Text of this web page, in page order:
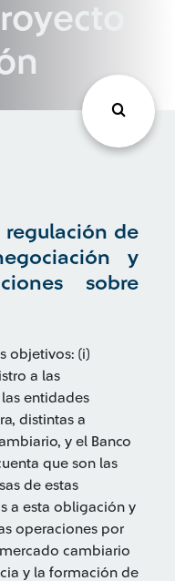
regulación de
y
sobre
objetivos: (i)
a las
entidades
distintas a
y el Banco
que son las
de estas
a esta obligación y
operaciones por
cambiario
y la formación de